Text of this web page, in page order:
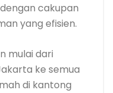
cakupan
yang efisien.
mulai dari
ke semua
di kantong